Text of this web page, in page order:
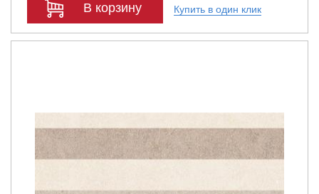
В корзину Купить в один клик